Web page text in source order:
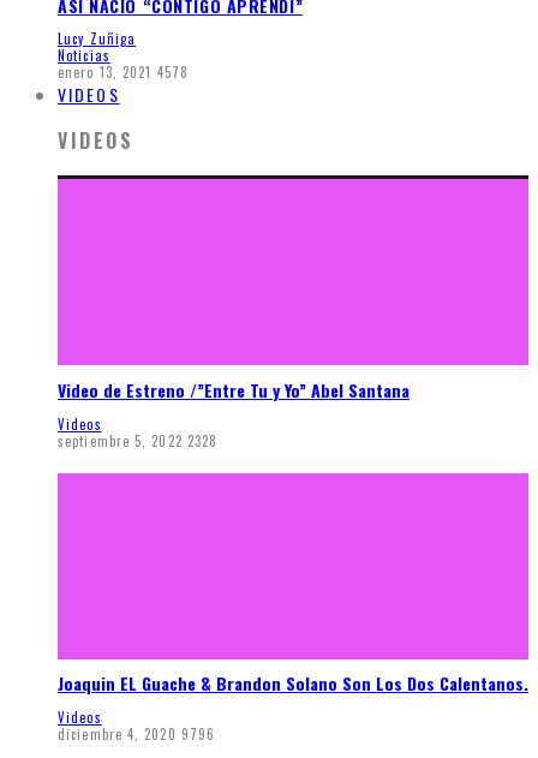
Lucy Zuñiga
Noticias
enero 13, 2021 4578
VIDEOS
VIDEOS
Video de Estreno /”Entre Tu y Yo” Abel Santana
Videos
septiembre 5, 2022 2328
Joaquin EL Guache & Brandon Solano Son Los Dos Calentanos.
Videos
diciembre 4, 2020 9796